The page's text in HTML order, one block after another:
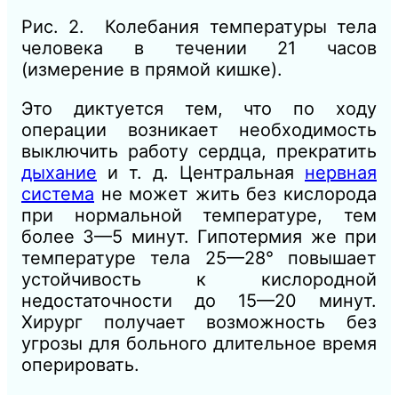
Рис. 2. Колебания температуры тела
человека в течении 21 часов
(измерение в прямой кишке).
Это диктуется тем, что по ходу
операции возникает необходимость
выключить работу сердца, прекратить
дыхание и т. д. Центральная нервная
система не может жить без кислорода
при нормальной температуре, тем
более 3—5 минут. Гипотермия же при
температуре тела 25—28° повышает
устойчивость к кислородной
недостаточности до 15—20 минут.
Хирург получает возможность без
угрозы для больного длительное время
оперировать.